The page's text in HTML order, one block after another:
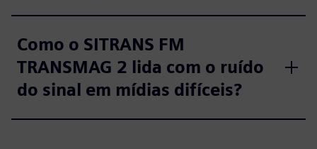
Como o SITRANS FM
TRANSMAG 2 lida com o ruído
do sinal em mídias difíceis?